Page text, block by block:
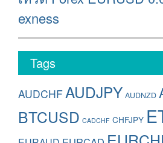
post:
exness
Tags
AUDCHF AUDJPY AUDNZD
BTCUSD CADCHF CHFJPY